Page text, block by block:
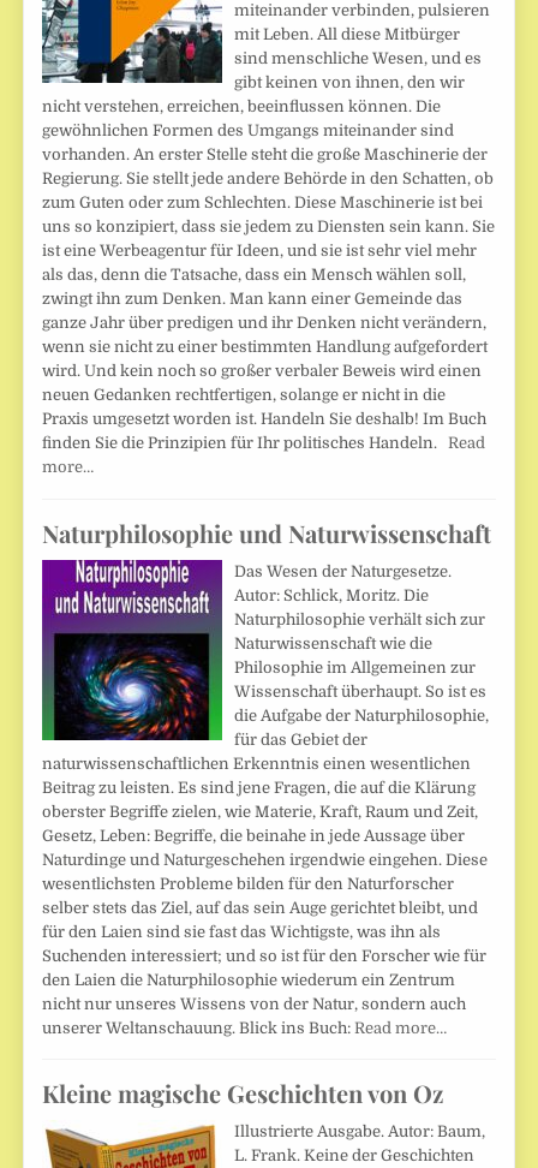
miteinander verbinden, pulsieren
mit Leben. All diese Mitbürger
sind menschliche Wesen, und es
gibt keinen von ihnen, den wir
nicht verstehen, erreichen, beeinflussen können. Die
gewöhnlichen Formen des Umgangs miteinander sind
vorhanden. An erster Stelle steht die große Maschinerie der
Regierung. Sie stellt jede andere Behörde in den Schatten, ob
zum Guten oder zum Schlechten. Diese Maschinerie ist bei
uns so konzipiert, dass sie jedem zu Diensten sein kann. Sie
ist eine Werbeagentur für Ideen, und sie ist sehr viel mehr
als das, denn die Tatsache, dass ein Mensch wählen soll,
zwingt ihn zum Denken. Man kann einer Gemeinde das
ganze Jahr über predigen und ihr Denken nicht verändern,
wenn sie nicht zu einer bestimmten Handlung aufgefordert
wird. Und kein noch so großer verbaler Beweis wird einen
neuen Gedanken rechtfertigen, solange er nicht in die
Praxis umgesetzt worden ist. Handeln Sie deshalb! Im Buch
finden Sie die Prinzipien für Ihr politisches Handeln.Read
more…
Naturphilosophie und Naturwissenschaft
Das Wesen der Naturgesetze.
Autor: Schlick, Moritz. Die
Naturphilosophie verhält sich zur
Naturwissenschaft wie die
Philosophie im Allgemeinen zur
Wissenschaft überhaupt. So ist es
die Aufgabe der Naturphilosophie,
für das Gebiet der
naturwissenschaftlichen Erkenntnis einen wesentlichen
Beitrag zu leisten. Es sind jene Fragen, die auf die Klärung
oberster Begriffe zielen, wie Materie, Kraft, Raum und Zeit,
Gesetz, Leben: Begriffe, die beinahe in jede Aussage über
Naturdinge und Naturgeschehen irgendwie eingehen. Diese
wesentlichsten Probleme bilden für den Naturforscher
selber stets das Ziel, auf das sein Auge gerichtet bleibt, und
für den Laien sind sie fast das Wichtigste, was ihn als
Suchenden interessiert; und so ist für den Forscher wie für
den Laien die Naturphilosophie wiederum ein Zentrum
nicht nur unseres Wissens von der Natur, sondern auch
unserer Weltanschauung. Blick ins Buch: Read more…
Kleine magische Geschichten von Oz
Illustrierte Ausgabe. Autor: Baum,
L. Frank. Keine der Geschichten